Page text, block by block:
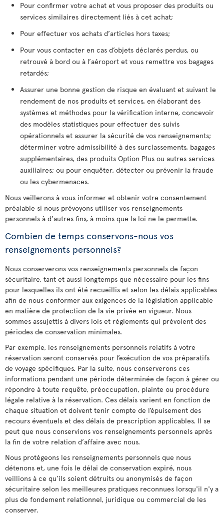
Pour confirmer votre achat et vous proposer des produits ou
services similaires directement liés à cet achat;
Pour effectuer vos achats d’articles hors taxes;
Pour vous contacter en cas d’objets déclarés perdus, ou
retrouvé à bord ou à l’aéroport et vous remettre vos bagages
retardés;
Assurer une bonne gestion de risque en évaluant et suivant le
rendement de nos produits et services, en élaborant des
systèmes et méthodes pour la vérification interne, concevoir
des modèles statistiques pour effectuer des suivis
opérationnels et assurer la sécurité de vos renseignements;
déterminer votre admissibilité à des surclassements, bagages
supplémentaires, des produits Option Plus ou autres services
auxiliaires; ou pour enquêter, détecter ou prévenir la fraude
ou les cybermenaces.
Nous veillerons à vous informer et obtenir votre consentement
préalable si nous prévoyons utiliser vos renseignements
personnels à d’autres fins, à moins que la loi ne le permette.
Combien de temps conservons-nous vos
renseignements personnels?
Nous conserverons vos renseignements personnels de façon
sécuritaire, tant et aussi longtemps que nécessaire pour les fins
pour lesquelles ils ont été recueillis et selon les délais applicables
afin de nous conformer aux exigences de la législation applicable
en matière de protection de la vie privée en vigueur. Nous
sommes assujettis à divers lois et règlements qui prévoient des
périodes de conservation minimales.
Par exemple, les renseignements personnels relatifs à votre
réservation seront conservés pour l’exécution de vos préparatifs
de voyage spécifiques. Par la suite, nous conserverons ces
informations pendant une période déterminée de façon à gérer ou
répondre à toute requête, préoccupation, plainte ou procédure
légale relative à la réservation. Ces délais varient en fonction de
chaque situation et doivent tenir compte de l’épuisement des
recours éventuels et des délais de prescription applicables. Il se
peut que nous conservions vos renseignements personnels après
la fin de votre relation d’affaire avec nous.
Nous protégeons les renseignements personnels que nous
détenons et, une fois le délai de conservation expiré, nous
veillions à ce qu’ils soient détruits ou anonymisés de façon
sécuritaire selon les meilleures pratiques reconnues lorsqu'il n'y a
plus de fondement relationnel, juridique ou commercial de les
conserver.